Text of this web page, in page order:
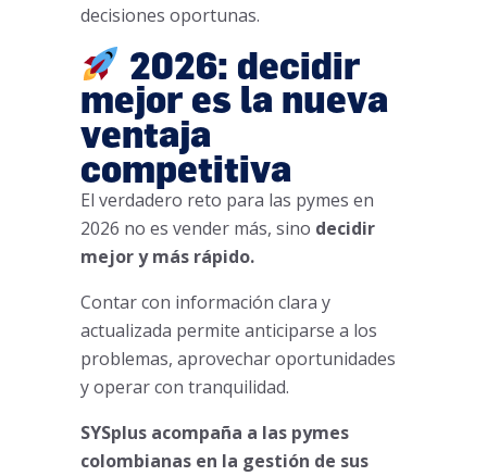
decisiones oportunas.
2026: decidir
mejor es la nueva
ventaja
competitiva
El verdadero reto para las pymes en
2026 no es vender más, sino decidir
mejor y más rápido.
Contar con información clara y
actualizada permite anticiparse a los
problemas, aprovechar oportunidades
y operar con tranquilidad.
SYSplus acompaña a las pymes
colombianas en la gestión de sus